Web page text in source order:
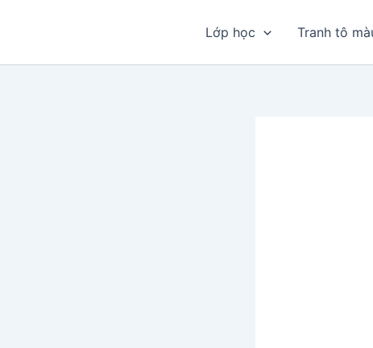
Lớp học Tranh tô